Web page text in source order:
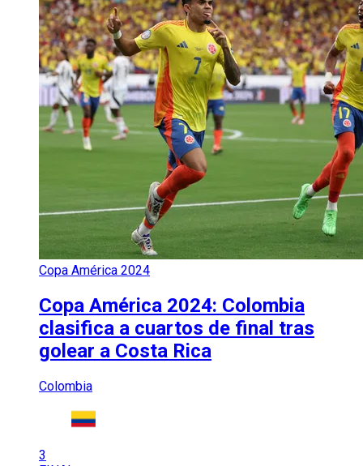
Copa América 2024
Copa América 2024: Colombia
clasifica a cuartos de final tras
golear a Costa Rica
Colombia
3